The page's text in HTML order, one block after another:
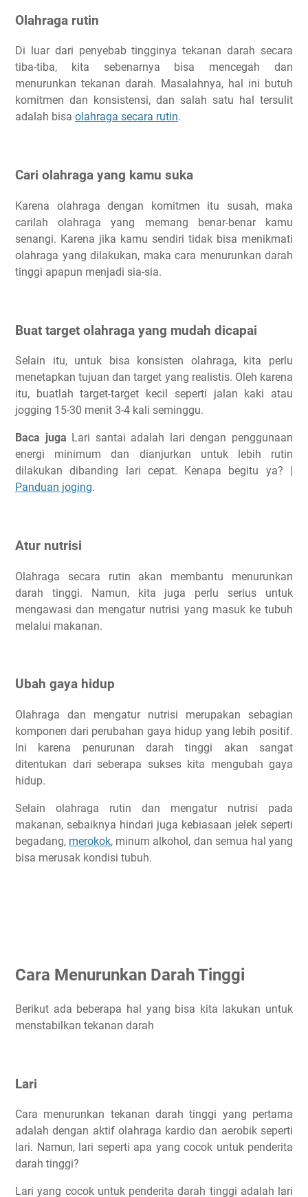
Olahraga rutin
Di luar dari penyebab tingginya tekanan darah secara
tiba-tiba, kita sebenarnya bisa mencegah dan
menurunkan tekanan darah. Masalahnya, hal ini butuh
komitmen dan konsistensi, dan salah satu hal tersulit
adalah bisa olahraga secara rutin.
Cari olahraga yang kamu suka
Karena olahraga dengan komitmen itu susah, maka
carilah olahraga yang memang benar-benar kamu
senangi. Karena jika kamu sendiri tidak bisa menikmati
olahraga yang dilakukan, maka cara menurunkan darah
tinggi apapun menjadi sia-sia.
Buat target olahraga yang mudah dicapai
Selain itu, untuk bisa konsisten olahraga, kita perlu
menetapkan tujuan dan target yang realistis. Oleh karena
itu, buatlah target-target kecil seperti jalan kaki atau
jogging 15-30 menit 3-4 kali seminggu.
Baca juga Lari santai adalah lari dengan penggunaan
energi minimum dan dianjurkan untuk lebih rutin
dilakukan dibanding lari cepat. Kenapa begitu ya? |
Panduan joging.
Atur nutrisi
Olahraga secara rutin akan membantu menurunkan
darah tinggi. Namun, kita juga perlu serius untuk
mengawasi dan mengatur nutrisi yang masuk ke tubuh
melalui makanan.
Ubah gaya hidup
Olahraga dan mengatur nutrisi merupakan sebagian
komponen dari perubahan gaya hidup yang lebih positif.
Ini karena penurunan darah tinggi akan sangat
ditentukan dari seberapa sukses kita mengubah gaya
hidup.
Selain olahraga rutin dan mengatur nutrisi pada
makanan, sebaiknya hindari juga kebiasaan jelek seperti
begadang, merokok, minum alkohol, dan semua hal yang
bisa merusak kondisi tubuh.
Cara Menurunkan Darah Tinggi
Berikut ada beberapa hal yang bisa kita lakukan untuk
menstabilkan tekanan darah
Lari
Cara menurunkan tekanan darah tinggi yang pertama
adalah dengan aktif olahraga kardio dan aerobik seperti
lari. Namun, lari seperti apa yang cocok untuk penderita
darah tinggi?
Lari yang cocok untuk penderita darah tinggi adalah lari